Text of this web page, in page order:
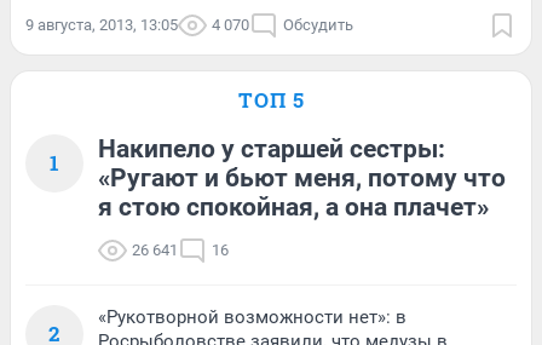
9 августа, 2013, 13:05 4 070 Обсудить
ТОП 5
1
Накипело у старшей сестры:
«Ругают и бьют меня, потому что
я стою спокойная, а она плачет»
26 641 16
2
«Рукотворной возможности нет»: в